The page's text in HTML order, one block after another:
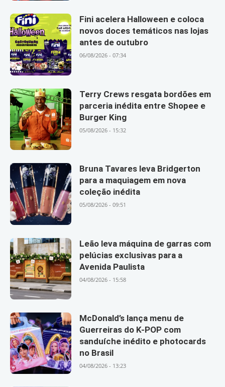
Fini acelera Halloween e coloca
novos doces temáticos nas lojas
antes de outubro
06/08/2026 - 07:34
Terry Crews resgata bordões em
parceria inédita entre Shopee e
Burger King
05/08/2026 - 15:32
Bruna Tavares leva Bridgerton
para a maquiagem em nova
coleção inédita
05/08/2026 - 09:51
Leão leva máquina de garras com
pelúcias exclusivas para a
Avenida Paulista
04/08/2026 - 15:58
McDonald’s lança menu de
Guerreiras do K-POP com
sanduíche inédito e photocards
no Brasil
04/08/2026 - 13:23